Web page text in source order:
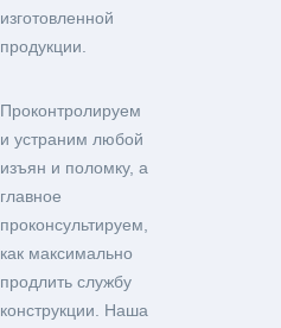
изготовленной
продукции.
Проконтролируем
и устраним любой
изъян и поломку, а
главное
проконсультируем,
как максимально
продлить службу
конструкции. Наша